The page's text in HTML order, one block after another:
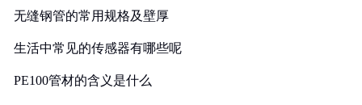
无缝钢管的常用规格及壁厚
生活中常见的传感器有哪些呢
PE100管材的含义是什么